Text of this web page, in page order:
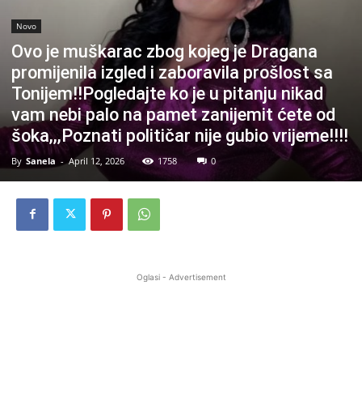
Novo
Ovo je muškarac zbog kojeg je Dragana
promijenila izgled i zaboravila prošlost sa
Tonijem!!Pogledajte ko je u pitanju nikad
vam nebi palo na pamet zanijemit ćete od
šoka,,,Poznati političar nije gubio vrijeme!!!!
By Sanela - April 12, 2026 1758 0
Oglasi - Advertisement